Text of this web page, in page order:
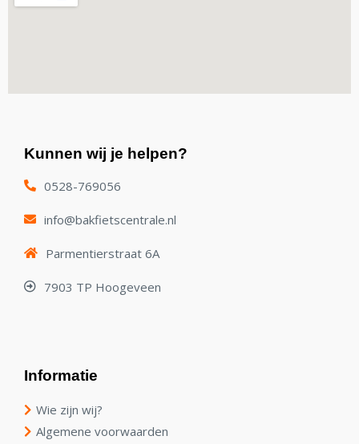
Kunnen wij je helpen?
0528-769056
info@bakfietscentrale.nl
Parmentierstraat 6A
7903 TP Hoogeveen
Informatie
Wie zijn wij?
Algemene voorwaarden